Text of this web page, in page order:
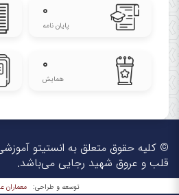
۰
پایان نامه
۰
همایش
© کلیه حقوق متعلق به انستیتو
قلب و عروق شهید رجایی می‌باشد.
توسعه و طراحی: معماران